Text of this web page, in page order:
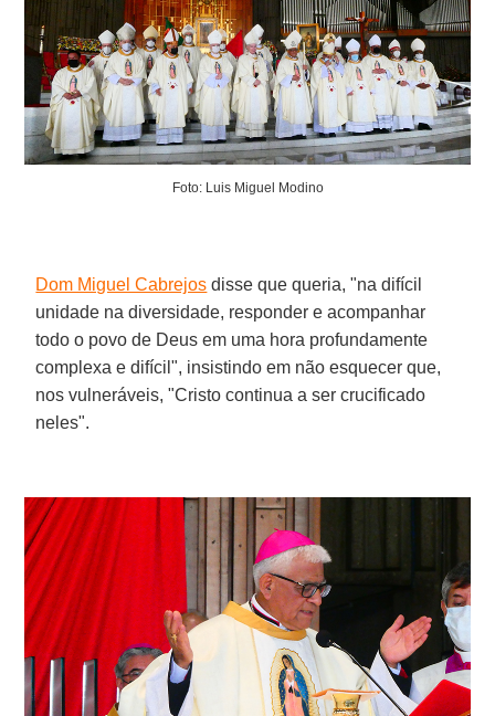
Foto: Luis Miguel Modino
Dom Miguel Cabrejos disse que queria, "na difícil
unidade na diversidade, responder e acompanhar
todo o povo de Deus em uma hora profundamente
complexa e difícil", insistindo em não esquecer que,
nos vulneráveis, "Cristo continua a ser crucificado
neles".